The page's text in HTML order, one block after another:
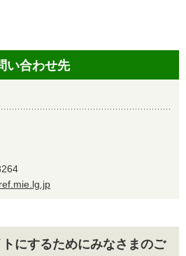
い合わせ先
にするためにみなさまのご